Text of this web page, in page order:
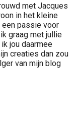
met Jacques
in het kleine
een passie voor
graag met jullie
jou daarmee
creaties dan zou
van mijn blog